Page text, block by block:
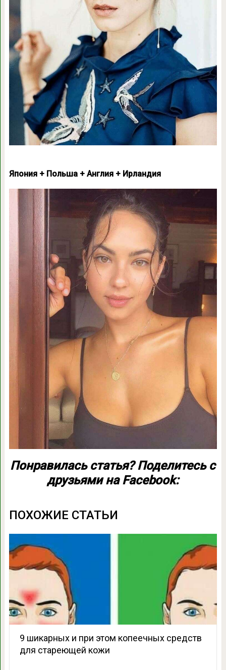
Япония + Польша + Англия + Ирландия
Понравилась статья? Поделитесь с
друзьями на Facebook:
ПОХОЖИЕ СТАТЬИ
9 шикарных и при этом копеечных средств
для стареющей кожи